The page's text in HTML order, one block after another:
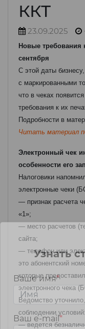
ККТ
23.09.2025
Новые требования
сентября
С этой даты
с маркированными
что в чеках
требования к их
Подробности в
Читать материал
Электронный чек
особенности его
Налоговики
электронные чеки
— признак расчета
«1»;
— место расчетов
сайта;
— телефон или
это абонентский
которые
электронного чека
Ведомство
соблюдении условий:
— ведется
Узнать
Ваше имя*
Ваш e-mail*